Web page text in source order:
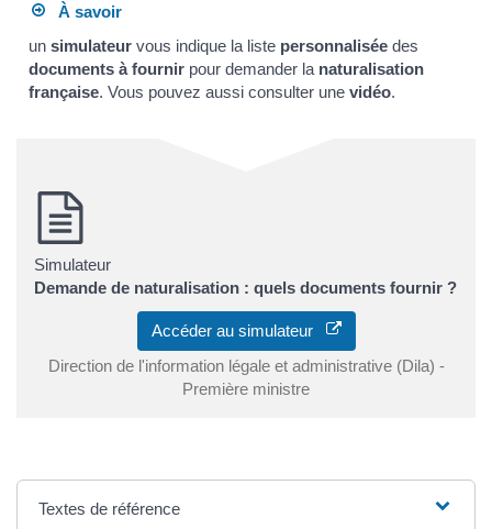
À savoir
unsimulateur vous indique la liste personnalisée des
documents à fournir pour demander la naturalisation
française. Vous pouvez aussi consulter unevidéo.
Simulateur
Demande de naturalisation : quels documents fournir ?
Accéder au simulateur
Direction de l'information légale et administrative (Dila) -
Première ministre
Textes de référence